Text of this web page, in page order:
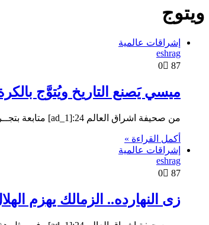
ويتوج
إشراقات عالمية
eshrag
0
87
ميسي يَصنع التاريخ ويُتوَّج
من صحيفة اشراق العالم 24:[ad_1] متابعة بتجــرد: كَرَّس الأرجنتيني ليونيل ميسي أسطورته بإحرازه الكرة الذهبية لأفضل لاعب، الجائزة الفردية الأكثر شهرة في كرة القدم العالمية…
أكمل القراءة »
إشراقات عالمية
eshrag
0
87
زى النهارده.. الزمالك يهزم